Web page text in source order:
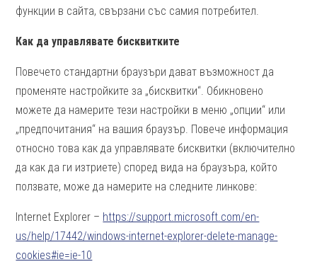
функции в сайта, свързани със самия потребител.
Как да управлявате бисквитките
Повечето стандартни браузъри дават възможност да
променяте настройките за „бисквитки“. Обикновено
можете да намерите тези настройки в меню „опции“ или
„предпочитания“ на вашия браузър. Повече информация
относно това как да управлявате бисквитки (включително
да как да ги изтриете) според вида на браузъра, който
ползвате, може да намерите на следните линкове:
Internet Explorer – https://support.microsoft.com/en-
us/help/17442/windows-internet-explorer-delete-manage-
cookies#ie=ie-10